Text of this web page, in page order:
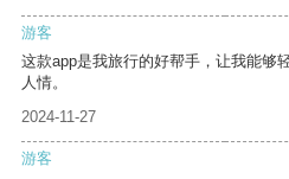
游客
这款app是我旅行的好帮手，让我能够
人情。
2024-11-27
游客